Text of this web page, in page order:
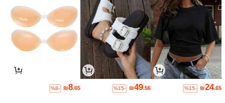
₪24.65
%15-
₪49.56
%15-
₪8.65
%8-